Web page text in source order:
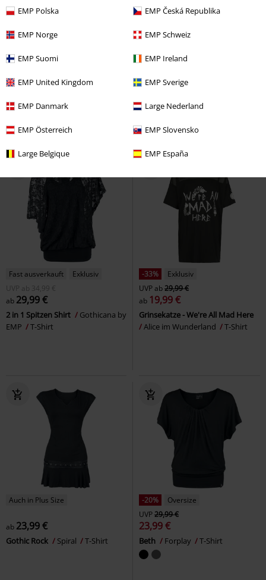
EMP Polska EMP Česká Republika
EMP Norge EMP Schweiz
EMP Suomi EMP Ireland
EMP United Kingdom EMP Sverige
EMP Danmark Large Nederland
EMP Österreich EMP Slovensko
Large Belgique EMP España
UVPab27,99 €
Templars Sabaton T-Shirt
UVP27,99 €
Can You Read My Mind
Volume by EMP
Fast ausverkauft
Exklusiv
UVP
ab
34,99 €
ab 29,99 €
2 in 1 Spitzen Shirt
Gothicana by
EMP
T-Shirt
-33%
Exklusiv
UVPab29,99 €
ab 19,99 €
Grinsekatze - We're All Mad Here
Alice im Wunderland
T-Shirt
Auch in Plus Size
ab 23,99 €
Gothic Rock Spiral T-Shirt
-20%
Oversize
UVP29,99 €
23,99 €
Beth Forplay T-Shirt